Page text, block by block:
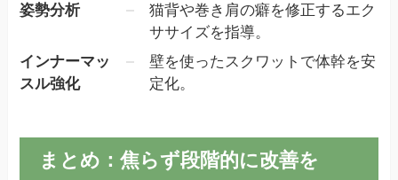
姿勢分析
猫背や巻き肩の癖を修正するエク
ササイズを指導。
インナーマッ
スル強化
壁を使ったスクワットで体幹を安
定化。
まとめ：焦らず段階的に改善を